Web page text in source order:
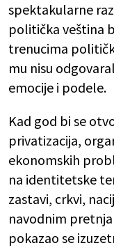
spektakularne
politička veština
trenucima
mu nisu
emocije i podele.
Kad god bi se
privatizacija,
ekonomskih
na identitetske
zastavi, crkvi,
navodnim
pokazao se